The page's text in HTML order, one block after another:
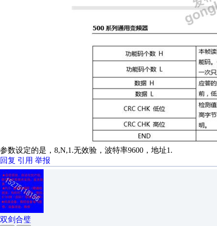
参数设定的是，8,N,1.无效验，波特率9600，地址1.
回复 引用 举报
双剑合璧